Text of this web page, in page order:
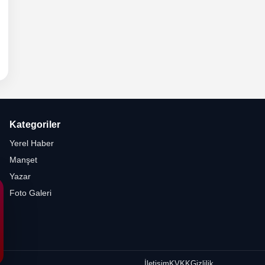
-
Kategoriler
Yerel Haber
Manşet
Yazar
Foto Galeri